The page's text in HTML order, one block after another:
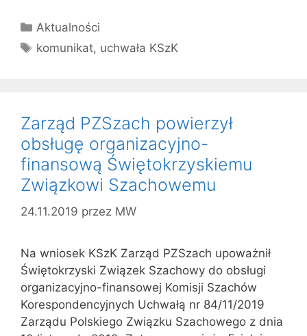
Kategorie
Aktualności
Tagi
komunikat, uchwała KSzK
Zarząd PZSzach powierzył
obsługę organizacyjno-
finansową Świętokrzyskiemu
Związkowi Szachowemu
24.11.2019 przez MW
Na wniosek KSzK Zarząd PZSzach upoważnił
Świętokrzyski Związek Szachowy do obsługi
organizacyjno-finansowej Komisji Szachów
Korespondencyjnych Uchwałą nr 84/11/2019
Zarządu Polskiego Związku Szachowego z dnia